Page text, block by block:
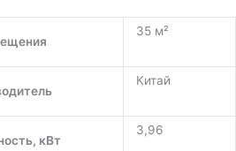
35 м²
Китай
кВт
3,96